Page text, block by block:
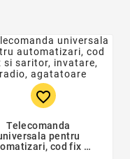
favorite_border
Telecomanda
pentru
cod fix si